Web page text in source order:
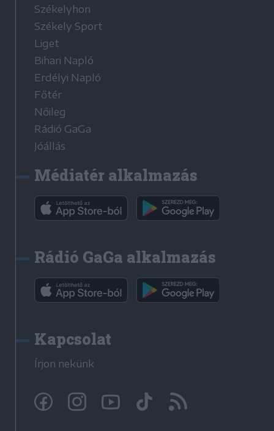
Székelyhon
Székely Sport
Liget
Bihari Napló
Erdélyi Napló
Főtér
Nőileg
Rádió GaGa
Jóállás
Médiatér alkalmazás
Rádió GaGa alkalmazás
Kapcsolat
Írjon nekünk